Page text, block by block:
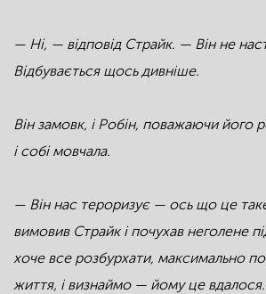
— Ні, — відповід Страйк. — Він не
Відбувається щось дивніше.
Він замовк, і Робін, поважаючи його
і собі мовчала.
— Він нас тероризує — ось що це
вимовив Страйк і почухав неголене
хоче все розбурхати, максимально
життя, і визнаймо — йому це